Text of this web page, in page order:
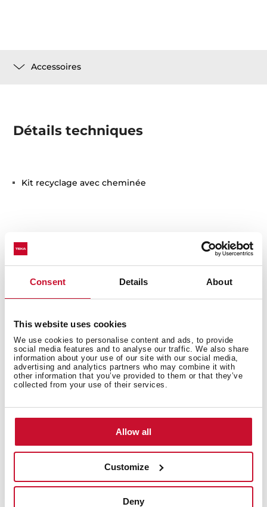
Consent Details About
This website uses cookies
We use cookies to personalise content and ads, to provide
social media features and to analyse our traffic. We also share
information about your use of our site with our social media,
advertising and analytics partners who may combine it with
other information that you’ve provided to them or that they’ve
collected from your use of their services.
Allow all
Customize
Deny
Accessoires
Détails techniques
Kit recyclage avec cheminée
Vous pouvez également être
Manuels
Fiche produit
Images haute résolution
Produits associés